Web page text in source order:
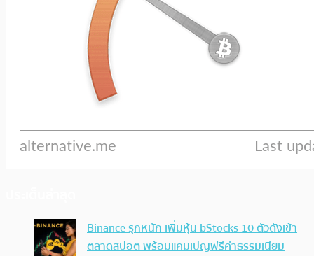
Binance รุกหนัก เพิ่มหุ้น bStocks 10 ตัวดังเข้า
ตลาดสปอต พร้อมแคมเปญฟรีค่าธรรมเนียม